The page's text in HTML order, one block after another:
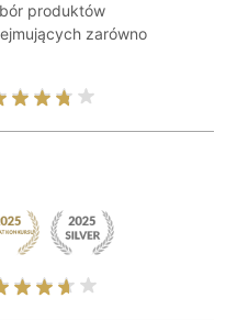
produktów
zarówno